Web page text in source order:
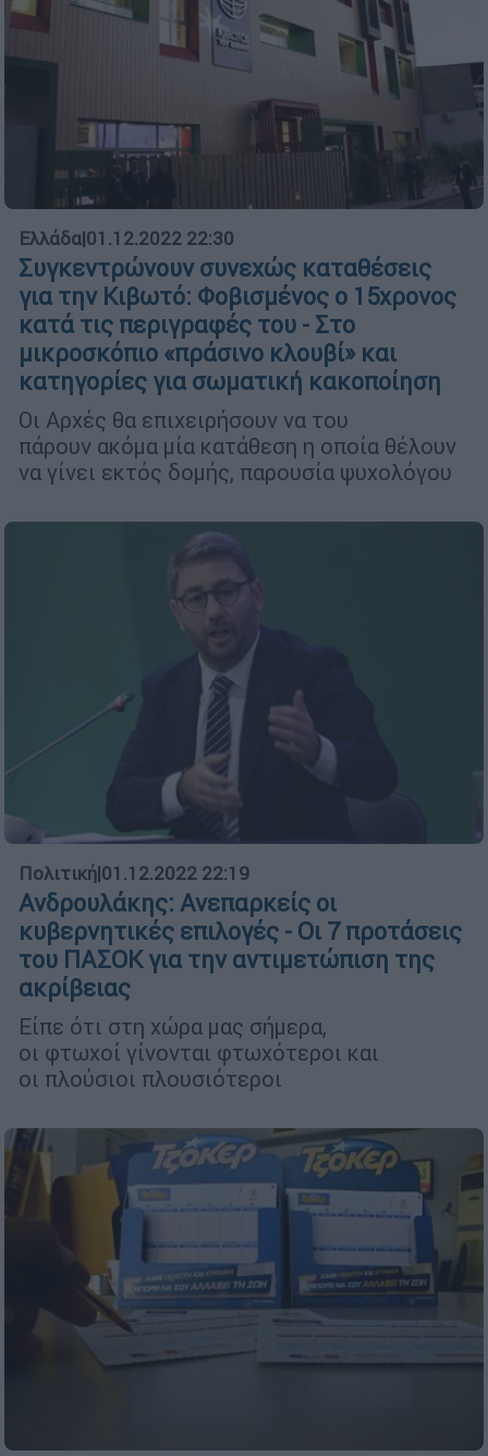
Ελλάδα|01.12.2022 22:30
Συγκεντρώνουν συνεχώς καταθέσεις
για την Κιβωτό: Φοβισμένος ο 15χρονος
κατά τις περιγραφές του - Στο
μικροσκόπιο «πράσινο κλουβί» και
κατηγορίες για σωματική κακοποίηση
Οι Αρχές θα επιχειρήσουν να του
πάρουν ακόμα μία κατάθεση η οποία θέλουν
να γίνει εκτός δομής, παρουσία ψυχολόγου
Πολιτική|01.12.2022 22:19
Ανδρουλάκης: Ανεπαρκείς οι
κυβερνητικές επιλογές - Οι 7 προτάσεις
του ΠΑΣΟΚ για την αντιμετώπιση της
ακρίβειας
Είπε ότι στη χώρα μας σήμερα,
οι φτωχοί γίνονται φτωχότεροι και
οι πλούσιοι πλουσιότεροι